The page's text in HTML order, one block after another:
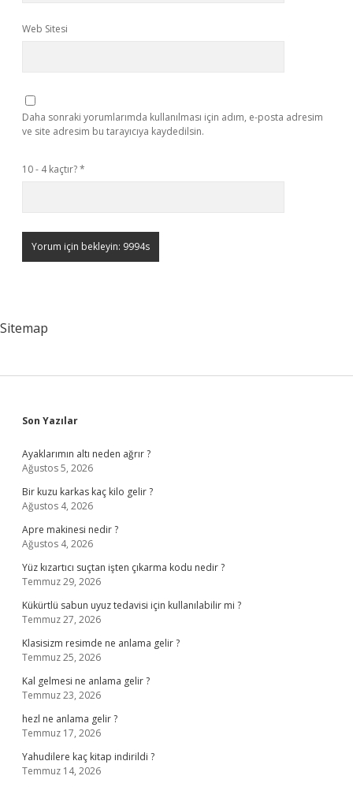
Web Sitesi
Daha sonraki yorumlarımda kullanılması için adım, e-posta adresim
ve site adresim bu tarayıcıya kaydedilsin.
10 - 4 kaçtır?*
Sitemap
Sidebar
Son Yazılar
Ayaklarımın altı neden ağrır ?
Ağustos 5, 2026
Bir kuzu karkas kaç kilo gelir ?
Ağustos 4, 2026
Apre makinesi nedir ?
Ağustos 4, 2026
Yüz kızartıcı suçtan işten çıkarma kodu nedir ?
Temmuz 29, 2026
Kükürtlü sabun uyuz tedavisi için kullanılabilir mi ?
Temmuz 27, 2026
Klasisizm resimde ne anlama gelir ?
Temmuz 25, 2026
Kal gelmesi ne anlama gelir ?
Temmuz 23, 2026
hezl ne anlama gelir ?
Temmuz 17, 2026
Yahudilere kaç kitap indirildi ?
Temmuz 14, 2026